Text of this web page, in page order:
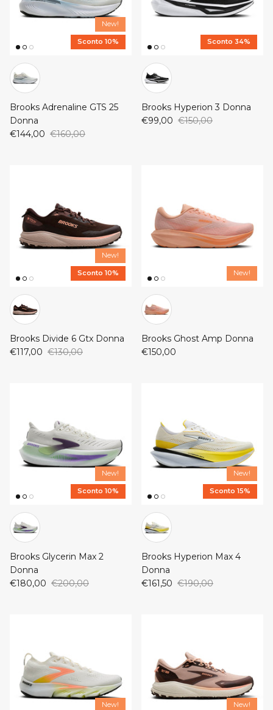
New!
Sconto 10%
Brooks Adrenaline GTS 25
Donna
€144,00 €160,00
Sconto 34%
Brooks Hyperion 3 Donna
€99,00 €150,00
New!
Sconto 10%
Brooks Divide 6 Gtx Donna
€117,00 €130,00
New!
Brooks Ghost Amp Donna
€150,00
New!
Sconto 10%
Brooks Glycerin Max 2
Donna
€180,00 €200,00
New!
Sconto 15%
Brooks Hyperion Max 4
Donna
€161,50 €190,00
New! New!